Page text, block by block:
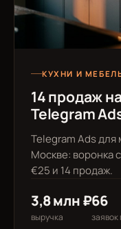
КУХНИ И
14 продаж
Telegram
Telegram Ads для
Москве: воронка
€25 и 14 продаж.
3,8 млн ₽
выручка
66